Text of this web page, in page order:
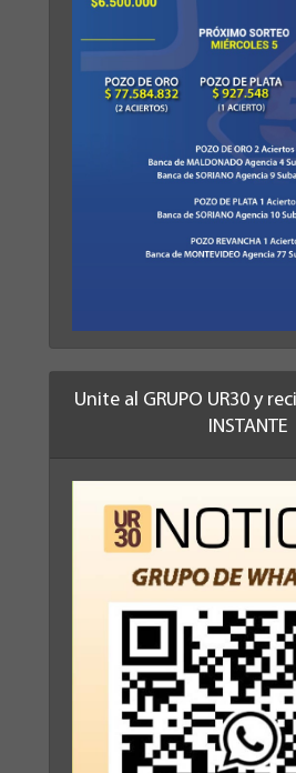
Unite al GRUPO UR30 y
INSTANTE